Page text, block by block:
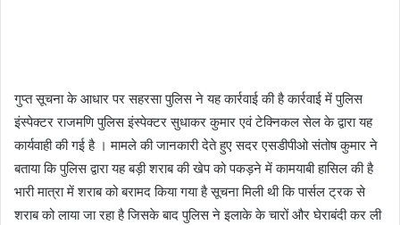
गुप्त सूचना के आधार पर सहरसा पुलिस ने यह कार्रवाई की है कार्रवाई में पुलिस
इंस्पेक्टर राजमणि पुलिस इंस्पेक्टर सुधाकर कुमार एवं टेक्निकल सेल के द्वारा यह
कार्यवाही की गई है । मामले की जानकारी देते हुए सदर एसडीपीओ संतोष कुमार ने
बताया कि पुलिस द्वारा यह बड़ी शराब की खेप को पकड़ने में कामयाबी हासिल की है
भारी मात्रा में शराब को बरामद किया गया है सूचना मिली थी कि पार्सल ट्रक से
शराब को लाया जा रहा है जिसके बाद पुलिस ने इलाके के चारों और घेराबंदी कर ली